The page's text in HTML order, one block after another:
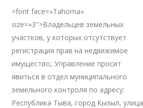
<font face=»Tahoma»
size=»3″>Владельцев земельных
участков, у которых отсутствует
регистрация прав на недвижимое
имущество, Управление просит
явиться в отдел муниципального
земельного контроля по адресу:
Республика Тыва, город Кызыл, улица